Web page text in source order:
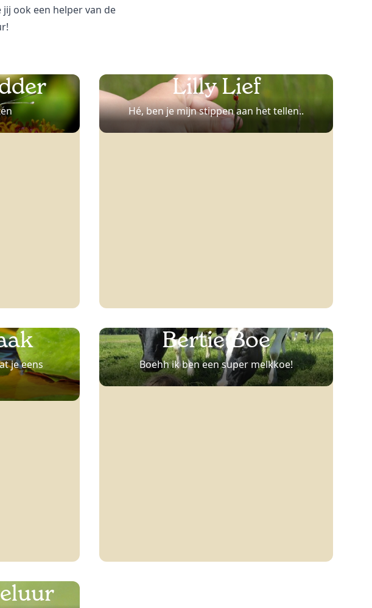
ook een helper van de
Lilly Lief
Hé, ben je mijn stippen aan het tellen..
je eens
Bertie Boe
Boehh ik ben een super melkkoe!